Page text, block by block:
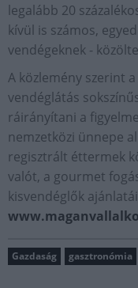
legalább 20
kívül is számos,
vendégeknek -
A közlemény szerint
vendéglátás
ráirányítani a
nemzetközi ünnepe
regisztrált éttermek
valót, a gourmet
kisvendéglők
Gazdaság gasztronómia